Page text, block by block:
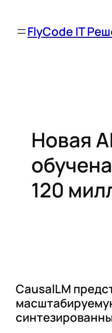
FlyCode IT
Новая
120
CausalLM